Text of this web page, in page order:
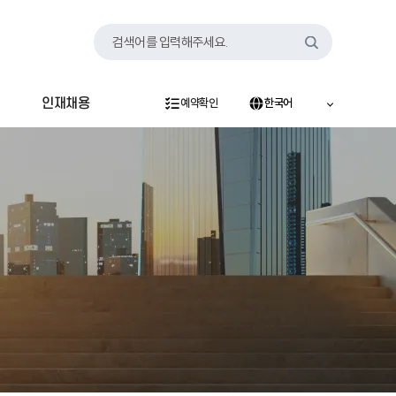
검색어를 입력해주세요.
인재채용 예약확인 한국어